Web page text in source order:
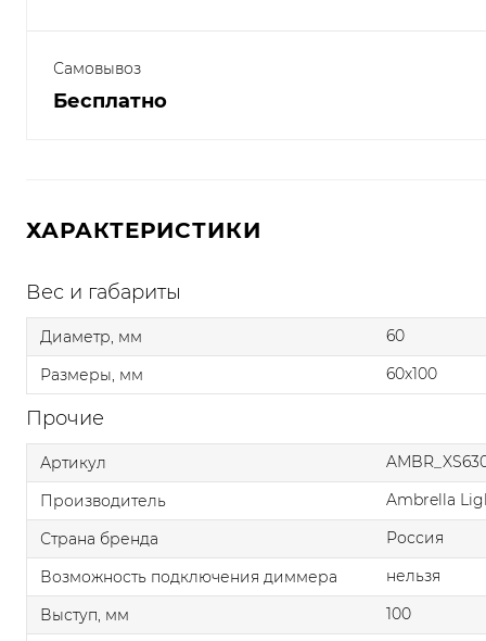
Самовывоз
Бесплатно
ХАРАКТЕРИСТИКИ
Вес и габариты
Диаметр, мм
60
Размеры, мм
60x100
Прочие
Артикул
Производитель
Ambrella
Страна бренда
Россия
Возможность подключения диммера
нельзя
Выступ, мм
100